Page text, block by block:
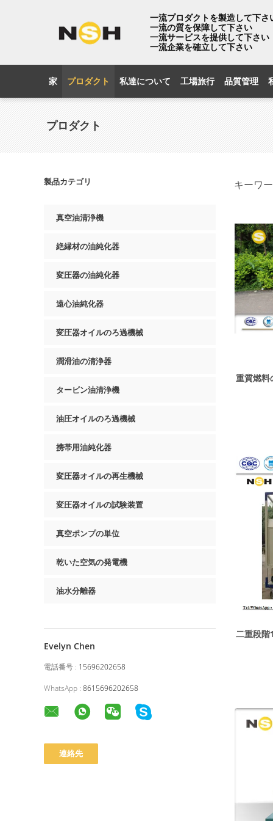
一流プロダクトを製造して下さ
一流の質を保障して下さい
一流サービスを提供して下さい
一流企業を確立して下さい
家 プロダクト 私達について 工場旅行 品質管理
プロダクト
製品カテゴリ
真空油清浄機
絶縁材の油純化器
変圧器の油純化器
遠心油純化器
変圧器オイルのろ過機械
潤滑油の清浄器
タービン油清浄機
油圧オイルのろ過機械
携帯用油純化器
変圧器オイルの再生機械
変圧器オイルの試験装置
真空ポンプの単位
乾いた空気の発電機
油水分離器
Evelyn Chen
電話番号 : 15696202658
WhatsApp : 8615696202658
キーワ
重質燃料
二重段